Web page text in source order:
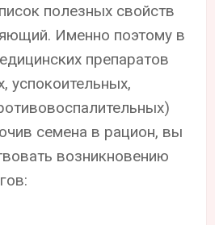
полезных свойств
Именно поэтому в
препаратов
успокоительных,
семена в рацион, вы
возникновению